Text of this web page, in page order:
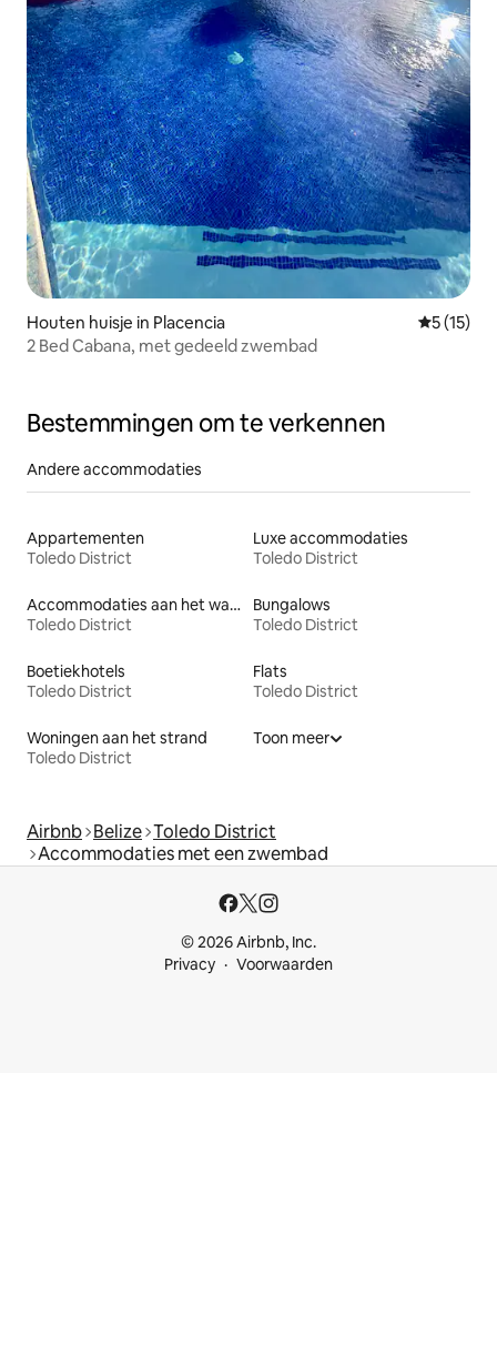
Houten huisje in Placencia
5 (15)
2 Bed Cabana, met gedeeld zwembad
Bestemmingen om te verkennen
Andere accommodaties
Appartementen
Toledo District
Luxe accommodaties
Toledo District
Accommodaties aan het water
Toledo District
Bungalows
Toledo District
Boetiekhotels
Toledo District
Flats
Toledo District
Woningen aan het strand
Toledo District
Toon meer
Airbnb Belize Toledo District
Accommodaties met een zwembad
© 2026 Airbnb, Inc.
Privacy
Voorwaarden